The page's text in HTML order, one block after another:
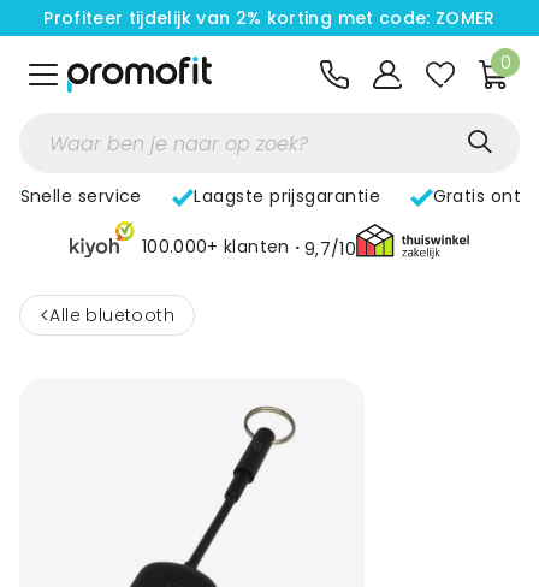
Profiteer tijdelijk van 2% korting met code: ZOMER
0
Snelle service Laagste prijsgarantie Gratis
100.000+ klanten 9,7/10
< Alle bluetooth